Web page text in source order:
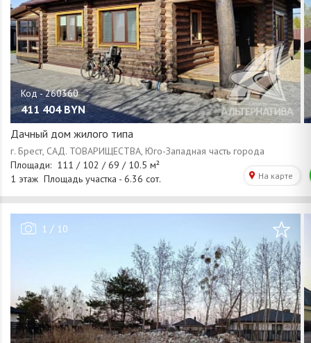
411 404 BYN
Дачный дом жилого типа
1 / 10